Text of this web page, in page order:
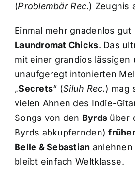
(Problembär Rec.) Zeugnis
Einmal mehr gnadenlos gut
Laundromat Chicks. Das
mit einer grandios lässigen
unaufgeregt intonierten
„Secrets“ (Siluh Rec.) mag
vielen Ahnen des Indie-
Songs von den Byrds über
Byrds abkupfernden)
Belle & Sebastian anlehnen
bleibt einfach Weltklasse.